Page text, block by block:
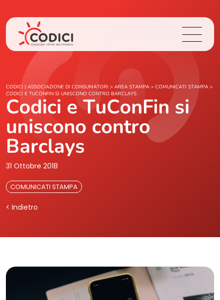
Chi Siamo
Cosa Facciamo
Area Stampa
CODICI | ASSOCIAZIONE DI CONSUMATORI > AREA STAMPA > COMUNICATI STAMPA >
CODICI E TUCONFIN SI UNISCONO CONTRO BARCLAYS
Codici e TuConFin si
uniscono contro
Barclays
31 Ottobre 2018
COMUNICATI STAMPA
< Indietro